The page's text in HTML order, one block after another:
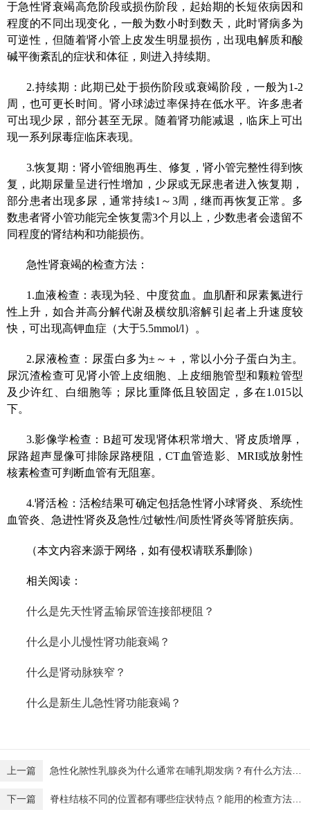
于急性肾衰竭高危阶段或损伤阶段，起始期的长短依病因和
程度的不同出现变化，一般为数小时到数天，此时肾病多为
可逆性，但随着肾小管上皮发生明显损伤，出现电解质和酸
碱平衡紊乱的症状和体征，则进入持续期。
2.持续期：此期已处于损伤阶段或衰竭阶段，一般为1-2
周，也可更长时间。肾小球滤过率保持在低水平。许多患者
可出现少尿，部分甚至无尿。随着肾功能减退，临床上可出
现一系列尿毒症临床表现。
3.恢复期：肾小管细胞再生、修复，肾小管完整性得到恢
复，此期尿量呈进行性增加，少尿或无尿患者进入恢复期，
部分患者出现多尿，通常持续1～3周，继而再恢复正常。多
数患者肾小管功能完全恢复需3个月以上，少数患者会遗留不
同程度的肾结构和功能损伤。
急性肾衰竭的检查方法：
1.血液检查：表现为轻、中度贫血。血肌酐和尿素氮进行
性上升，如合并高分解代谢及横纹肌溶解引起者上升速度较
快，可出现高钾血症（大于5.5mmol/l）。
2.尿液检查：尿蛋白多为±～＋，常以小分子蛋白为主。
尿沉渣检查可见肾小管上皮细胞、上皮细胞管型和颗粒管型
及少许红、白细胞等；尿比重降低且较固定，多在1.015以
下。
3.影像学检查：B超可发现肾体积常增大、肾皮质增厚，
尿路超声显像可排除尿路梗阻，CT血管造影、MRI或放射性
核素检查可判断血管有无阻塞。
4.肾活检：活检结果可确定包括急性肾小球肾炎、系统性
血管炎、急进性肾炎及急性/过敏性/间质性肾炎等肾脏疾病。
（本文内容来源于网络，如有侵权请联系删除）
相关阅读：
什么是先天性肾盂输尿管连接部梗阻？
什么是小儿慢性肾功能衰竭？
什么是肾动脉狭窄？
什么是新生儿急性肾功能衰竭？
上一篇 急性化脓性乳腺炎为什么通常在哺乳期发病？有什么方法可以检查？【广东高尚医学影像】
下一篇 脊柱结核不同的位置都有哪些症状特点？能用的检查方法有哪些？【广东高尚医学影像】